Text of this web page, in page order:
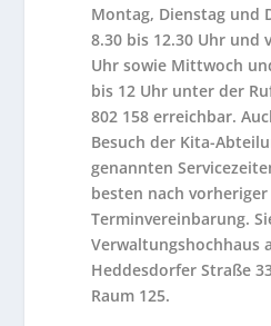
Montag, Dienstag und
8.30 bis 12.30 Uhr und
Uhr sowie Mittwoch
bis 12 Uhr unter der
802 158 erreichbar.
Besuch der Kita-
genannten
besten nach vorheriger
Terminvereinbarung.
Verwaltungshochhaus
Heddesdorfer Straße
Raum 125.